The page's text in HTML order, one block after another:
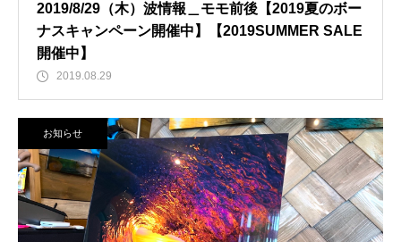
2019/8/29（木）波情報＿モモ前後【2019夏のボー
ナスキャンペーン開催中】【2019SUMMER SALE
開催中】
2019.08.29
お知らせ